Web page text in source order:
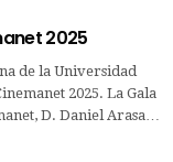
2025
de la Universidad
2025. La Gala
D. Daniel Arasa…